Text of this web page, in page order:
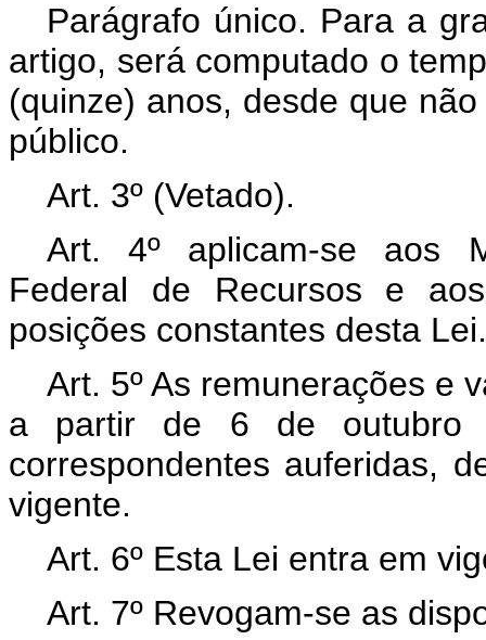
Parágrafo único. Para a
artigo, será computado o
(quinze) anos, desde que
público.
Art. 3º (Vetado).
Art. 4º aplicam-se aos
Federal de Recursos e
posições constantes desta Lei.
Art. 5º As remunerações e
a partir de 6 de outubro
correspondentes auferidas,
vigente.
Art. 6º Esta Lei entra em
Art. 7º Revogam-se as